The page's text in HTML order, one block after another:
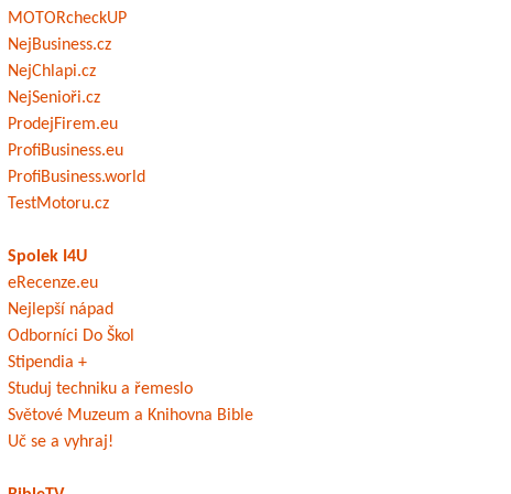
MOTORcheckUP
NejBusiness.cz
NejChlapi.cz
NejSenioři.cz
ProdejFirem.eu
ProfiBusiness.eu
ProfiBusiness.world
TestMotoru.cz
Spolek I4U
eRecenze.eu
Nejlepší nápad
Odborníci Do Škol
Stipendia +
Studuj techniku a řemeslo
Světové Muzeum a Knihovna Bible
Uč se a vyhraj!